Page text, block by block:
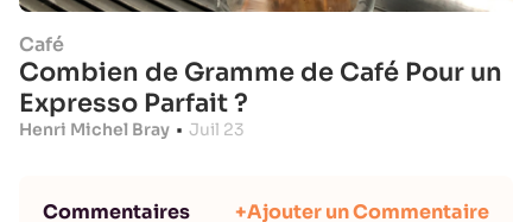
Café
Combien de Gramme de Café Pour un
Expresso Parfait ?
Henri Michel Bray • Juil 23
Commentaires +Ajouter un Commentaire